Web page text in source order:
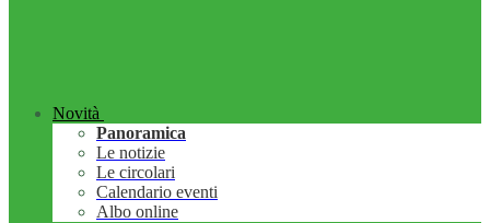
Novità
Panoramica
Le notizie
Le circolari
Calendario eventi
Albo online